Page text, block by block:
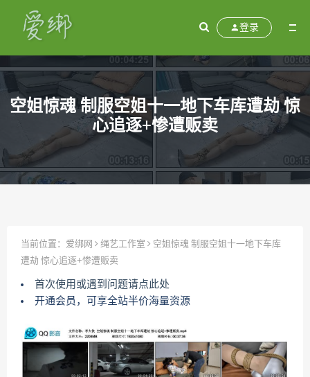
登录
空姐惊魂 制服空姐十一地下车库遭劫 惊
心追逐+惨遭贩卖
当前位置： 爱绑网 绳艺工作室
空姐惊魂 制服空姐十一地下车库
遭劫 惊心追逐+惨遭贩卖
首次使用或遇到问题请点此处
开通会员，可享全站半价海量资源